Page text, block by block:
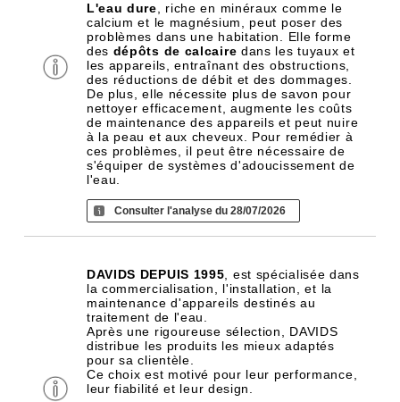
L'eau dure , riche en minéraux comme le
calcium et le magnésium, peut poser des
problèmes dans une habitation. Elle forme
des dépôts de calcaire dans les tuyaux et
les appareils, entraînant des obstructions,
des réductions de débit et des dommages.
De plus, elle nécessite plus de savon pour
nettoyer efficacement, augmente les coûts
de maintenance des appareils et peut nuire
à la peau et aux cheveux. Pour remédier à
ces problèmes, il peut être nécessaire de
s'équiper de systèmes d'adoucissement de
l'eau.
Consulter l'analyse du 28/07/2026
DAVIDS DEPUIS 1995 , est spécialisée dans
la commercialisation, l'installation, et la
maintenance d'appareils destinés au
traitement de l'eau.
Après une rigoureuse sélection, DAVIDS
distribue les produits les mieux adaptés
pour sa clientèle.
Ce choix est motivé pour leur performance,
leur fiabilité et leur design.